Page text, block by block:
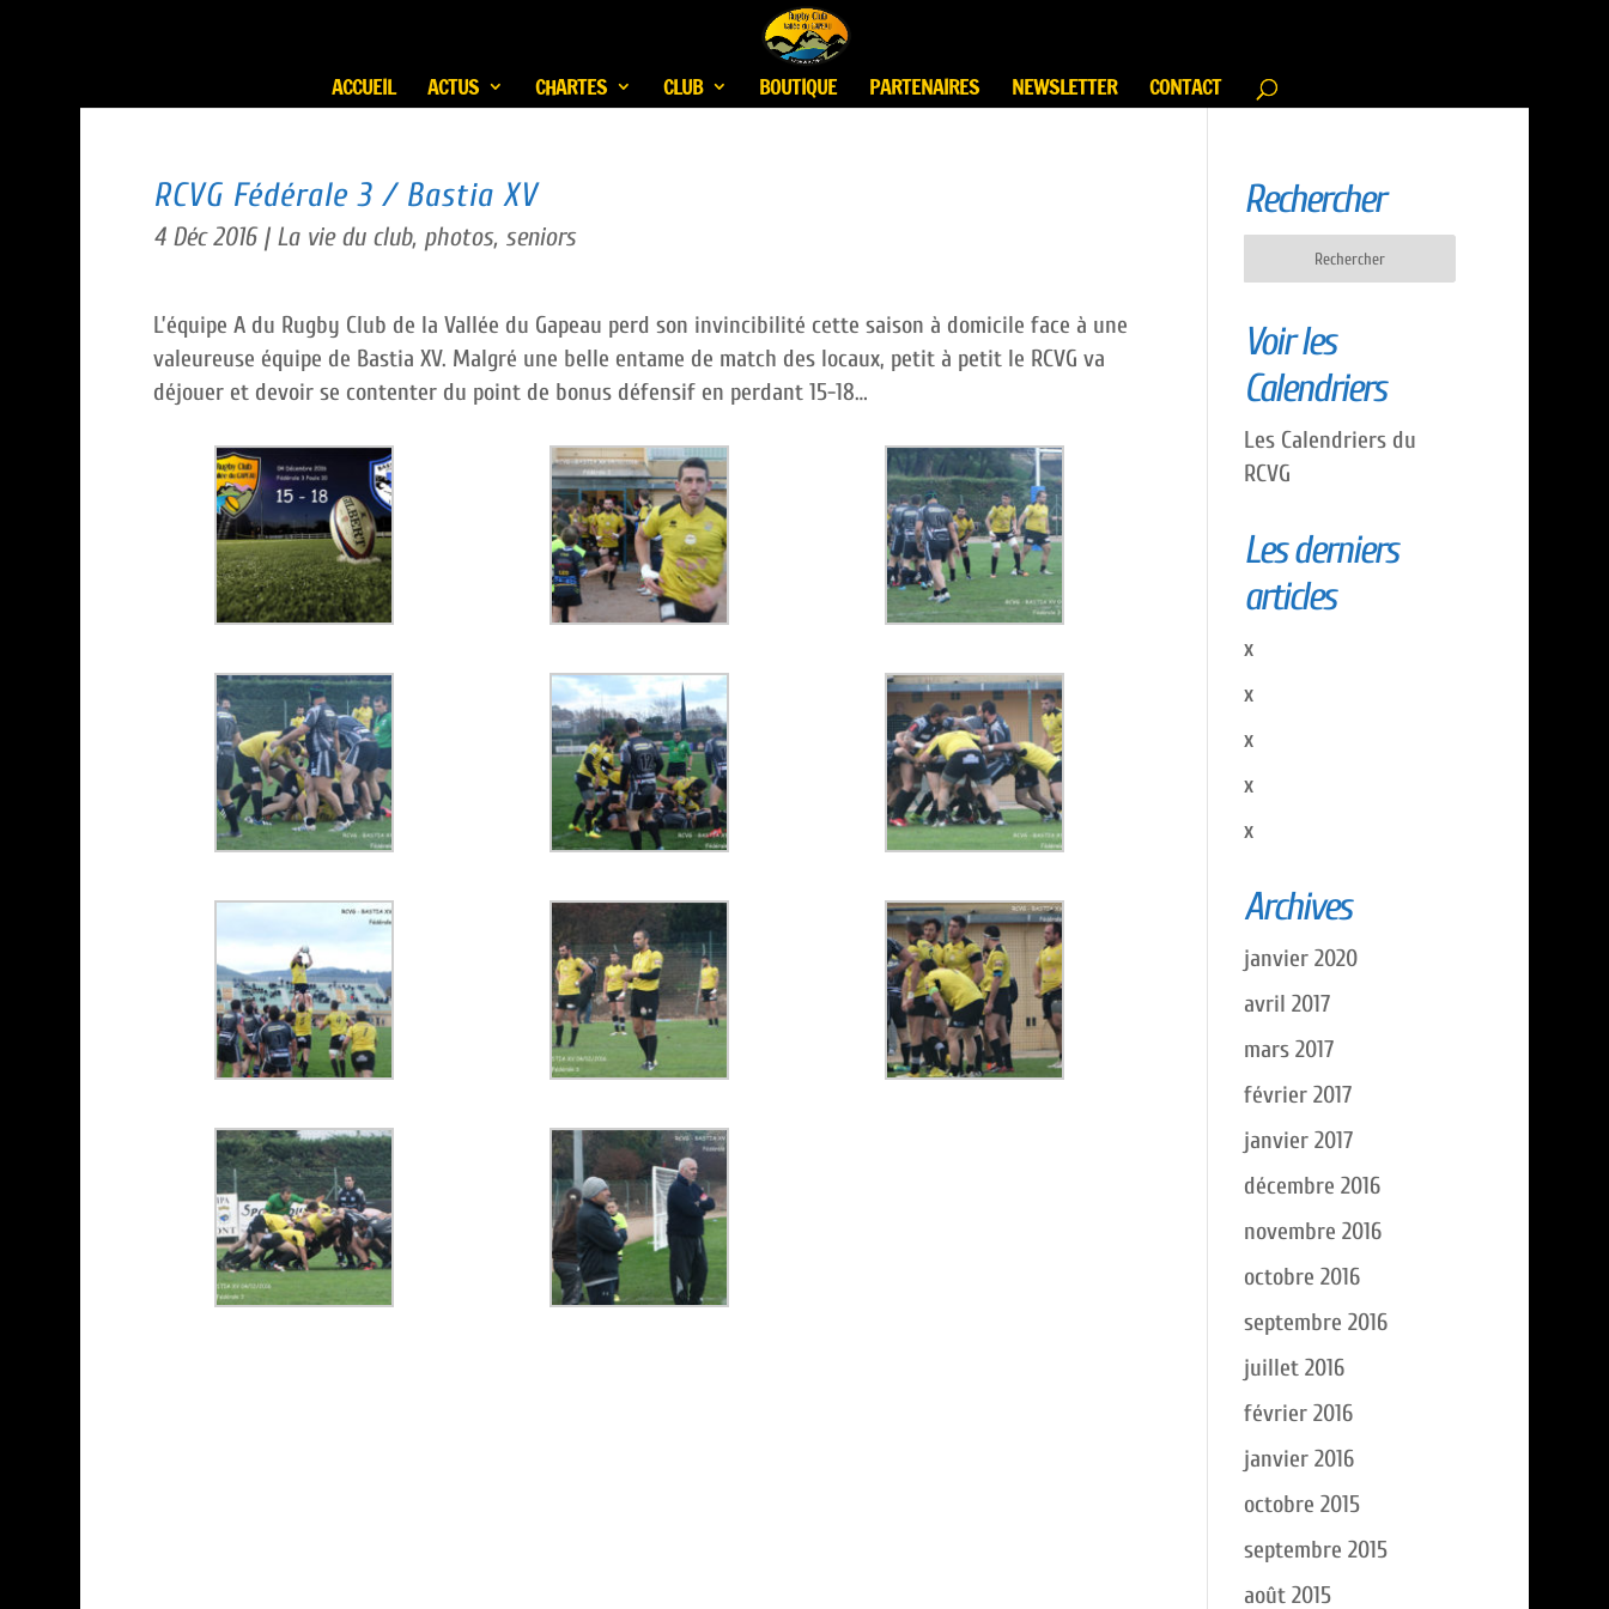
ACCUEIL ACTUS CHARTES CLUB BOUTIQUE PARTENAIRES NEWSLETTER CONTACT
RCVG Fédérale 3 / Bastia XV
4 Déc 2016| La vie du club, photos, seniors
L’équipe A du Rugby Club de la Vallée du Gapeau perd son invincibilité cette saison à domicile face à une
valeureuse équipe de Bastia XV. Malgré une belle entame de match des locaux, petit à petit le RCVG va
déjouer et devoir se contenter du point de bonus défensif en perdant 15-18…
Rechercher
Voir les
Calendriers
Les Calendriers du
RCVG
Les derniers
articles
x
x
x
x
x
Archives
janvier 2020
avril 2017
mars 2017
février 2017
janvier 2017
décembre 2016
novembre 2016
octobre 2016
septembre 2016
juillet 2016
février 2016
janvier 2016
octobre 2015
septembre 2015
août 2015